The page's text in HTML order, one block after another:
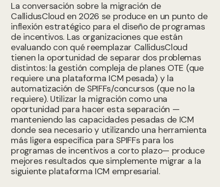
La conversación sobre la migración de
CallidusCloud en 2026 se produce en un punto de
inflexión estratégico para el diseño de programas
de incentivos. Las organizaciones que están
evaluando con qué reemplazar CallidusCloud
tienen la oportunidad de separar dos problemas
distintos: la gestión compleja de planes OTE (que
requiere una plataforma ICM pesada) y la
automatización de SPIFFs/concursos (que no la
requiere). Utilizar la migración como una
oportunidad para hacer esta separación —
manteniendo las capacidades pesadas de ICM
donde sea necesario y utilizando una herramienta
más ligera específica para SPIFFs para los
programas de incentivos a corto plazo— produce
mejores resultados que simplemente migrar a la
siguiente plataforma ICM empresarial.